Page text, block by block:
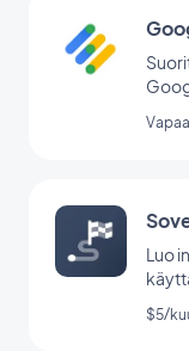
Vapaa
Luo
$5/